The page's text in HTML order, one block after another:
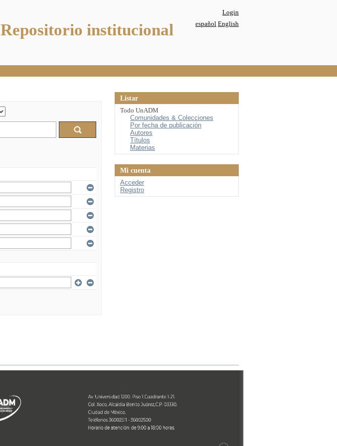
Repositorio institucional
Login
español English
Listar
Todo UnADM
Comunidades & Colecciones
Por fecha de publicación
Autores
Títulos
Materias
Mi cuenta
Acceder
Registro